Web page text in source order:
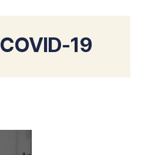
COVID-19